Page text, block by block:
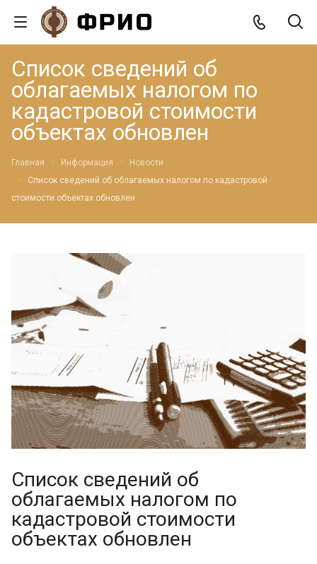
Список сведений об
облагаемых налогом по
кадастровой стоимости
объектах обновлен
Главная Информация
Новости
Список сведений об облагаемых налогом по кадастровой
стоимости объектах обновлен
Список сведений об
облагаемых налогом по
кадастровой стоимости
объектах обновлен